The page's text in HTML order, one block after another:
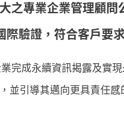
之專業企業管理顧問
驗證，符合客戶要
完成永續資訊揭露及實
並引導其邁向更具責任